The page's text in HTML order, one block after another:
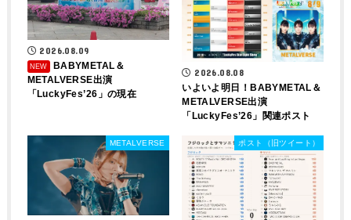
2026.08.09
BABYMETAL＆
METALVERSE出演
「LuckyFes’26」の現在
2026.08.08
いよいよ明日！BABYMETAL＆
METALVERSE出演
「LuckyFes’26」関連ポスト
METALVERSE ポスト（旧ツイート）